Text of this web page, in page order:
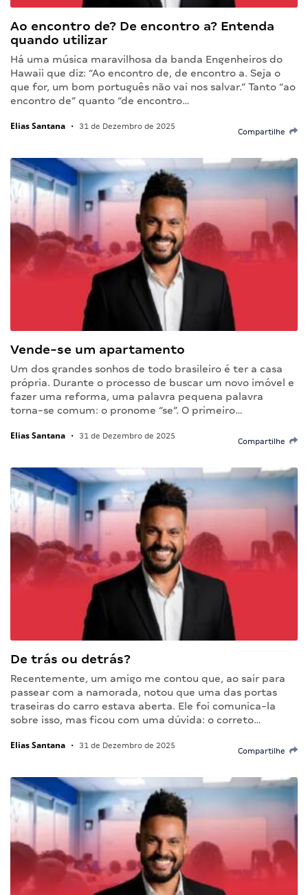
Ao encontro de? De encontro a? Entenda
quando utilizar
Há uma música maravilhosa da banda Engenheiros do
Hawaii que diz: “Ao encontro de, de encontro a. Seja o
que for, um bom português não vai nos salvar.” Tanto “ao
encontro de” quanto “de encontro…
Elias Santana • 31 de Dezembro de 2025
Compartilhe
Vende-se um apartamento
Um dos grandes sonhos de todo brasileiro é ter a casa
própria. Durante o processo de buscar um novo imóvel e
fazer uma reforma, uma palavra pequena palavra
torna-se comum: o pronome “se”. O primeiro…
Elias Santana • 31 de Dezembro de 2025
Compartilhe
De trás ou detrás?
Recentemente, um amigo me contou que, ao sair para
passear com a namorada, notou que uma das portas
traseiras do carro estava aberta. Ele foi comunica-la
sobre isso, mas ficou com uma dúvida: o correto…
Elias Santana • 31 de Dezembro de 2025
Compartilhe